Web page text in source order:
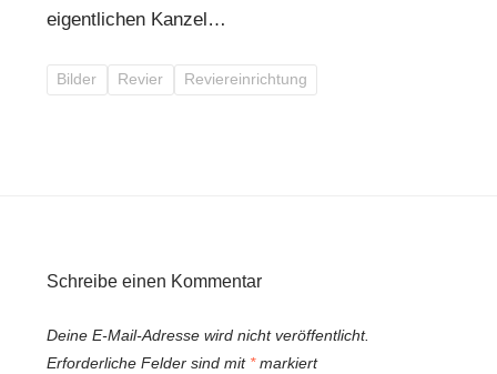
eigentlichen Kanzel…
Bilder Revier Reviereinrichtung
Schreibe einen Kommentar
Deine E-Mail-Adresse wird nicht veröffentlicht.
Erforderliche Felder sind mit *markiert